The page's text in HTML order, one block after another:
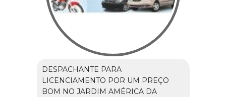
DESPACHANTE PARA
LICENCIAMENTO POR UM PREÇO
BOM NO JARDIM AMÉRICA DA